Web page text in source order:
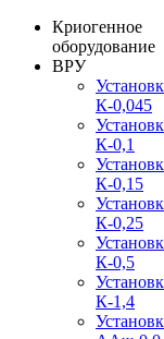
Криогенное
оборудование
ВРУ
К-0,045
К-0,1
К-0,15
К-0,25
К-0,5
К-1,4